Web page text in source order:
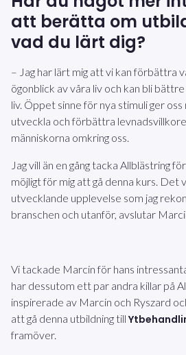
att berätta om
vad du lärt dig?
– Jag har lärt mig att vi kan förbättra
ögonblick av våra liv och kan bli
liv. Öppet sinne för nya stimuli ger
utveckla och förbättra
människorna omkring oss.
Jag vill än en gång tacka Allblästring
möjligt för mig att gå denna kurs. Det
utvecklande upplevelse som jag
branschen och utanför, avslutar
Vi tackade Marcin för hans
har dessutom ett par andra killar på
inspirerade av Marcin och Ryszard
att gå denna utbildning till
framöver.